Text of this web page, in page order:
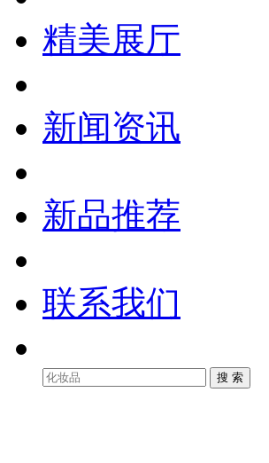
精美展厅
新闻资讯
新品推荐
联系我们